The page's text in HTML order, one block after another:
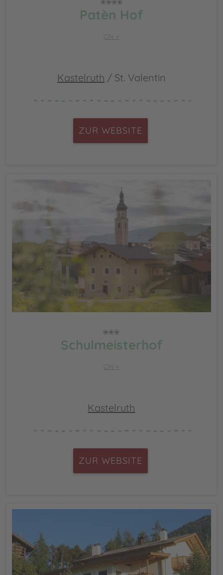
Patèn Hof
CIN +
Kastelruth / St. Valentin
ZUR WEBSITE
Schulmeisterhof
CIN +
Kastelruth
ZUR WEBSITE